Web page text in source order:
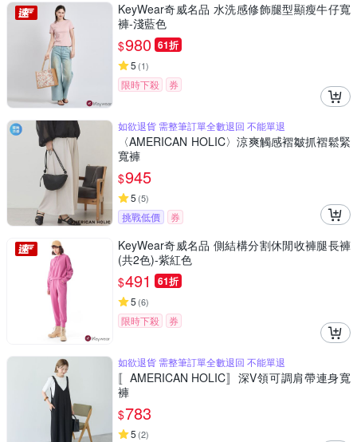
KeyWear奇威名品 水洗感修飾腿型顯瘦牛仔寬
褲-淺藍色
$980 61折
5 (1)
限時下殺 券
如欲退貨 需整筆訂單全數退回 不能單退
〈AMERICAN HOLIC〉涼爽觸感褶皺抓褶鬆緊
寬褲
$945
5 (5)
挑戰低價 券
KeyWear奇威名品 側結構分割休閒收褲腿長褲
(共2色)-紫紅色
$491 61折
5 (6)
限時下殺 券
如欲退貨 需整筆訂單全數退回 不能單退
〚AMERICAN HOLIC〛深V領可調肩帶連身寬
褲
$783
5 (2)